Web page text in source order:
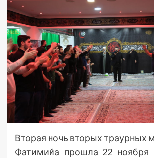
Вторая ночь вторых траурных
Фатимийа прошла 22 ноября